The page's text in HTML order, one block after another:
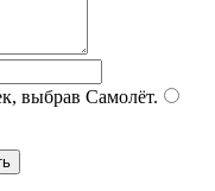
выбрав Самолёт.